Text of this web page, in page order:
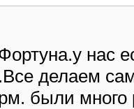
нас
делаем
были много